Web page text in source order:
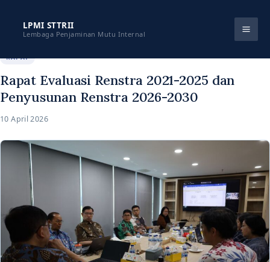
content
LPMI STTRII
Lembaga Penjaminan Mutu Internal
RAPAT
Rapat Evaluasi Renstra 2021-2025 dan
Penyusunan Renstra 2026-2030
10 April 2026